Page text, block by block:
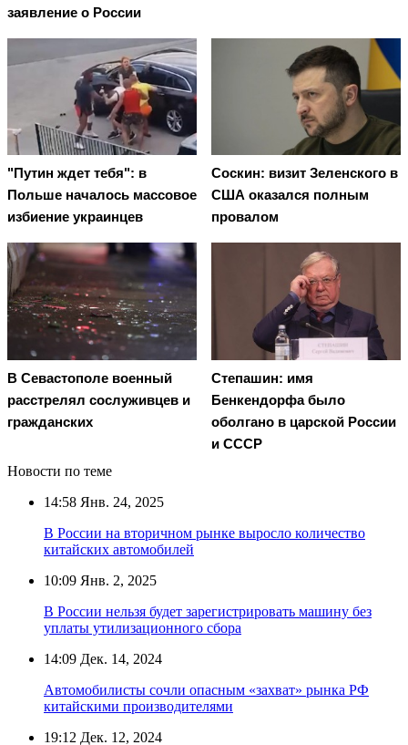
заявление о России
"Путин ждет тебя": в
Польше началось массовое
избиение украинцев
Соскин: визит Зеленского в
США оказался полным
провалом
В Севастополе военный
расстрелял сослуживцев и
гражданских
Степашин: имя
Бенкендорфа было
оболгано в царской России
и СССР
Новости по теме
14:58 Янв. 24, 2025
В России на вторичном рынке выросло количество
китайских автомобилей
10:09 Янв. 2, 2025
В России нельзя будет зарегистрировать машину без
уплаты утилизационного сбора
14:09 Дек. 14, 2024
Автомобилисты сочли опасным «захват» рынка РФ
китайскими производителями
19:12 Дек. 12, 2024